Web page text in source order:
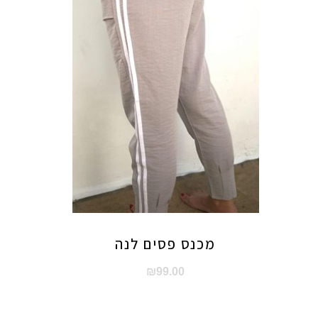
מכנס פסים לנה
₪99.00